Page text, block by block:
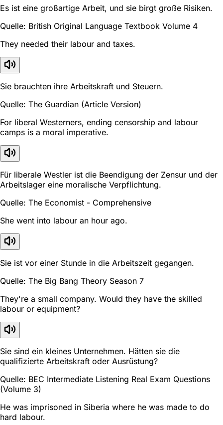
Es ist eine großartige Arbeit, und sie birgt große Risiken.
Quelle: British Original Language Textbook Volume 4
They needed their labour and taxes.
Sie brauchten ihre Arbeitskraft und Steuern.
Quelle: The Guardian (Article Version)
For liberal Westerners, ending censorship and labour
camps is a moral imperative.
Für liberale Westler ist die Beendigung der Zensur und der
Arbeitslager eine moralische Verpflichtung.
Quelle: The Economist - Comprehensive
She went into labour an hour ago.
Sie ist vor einer Stunde in die Arbeitszeit gegangen.
Quelle: The Big Bang Theory Season 7
They're a small company. Would they have the skilled
labour or equipment?
Sie sind ein kleines Unternehmen. Hätten sie die
qualifizierte Arbeitskraft oder Ausrüstung?
Quelle: BEC Intermediate Listening Real Exam Questions
(Volume 3)
He was imprisoned in Siberia where he was made to do
hard labour.